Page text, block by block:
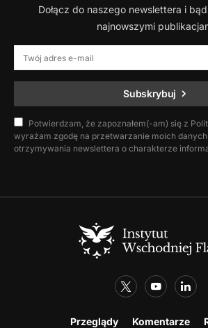
Dołącz do naszego newslettera i
najnowszymi
Subskrybuj
Potwierdzam, że zapoznałem(-am) się z
wyrażam zgodę na przetwarzanie moich
otrzymywania newslettera o charakterze
Przeglądy Komentarze